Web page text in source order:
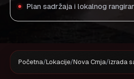
Plan sadržaja i lokalnog
Početna/Lokacije/Nova Crnja/izrada